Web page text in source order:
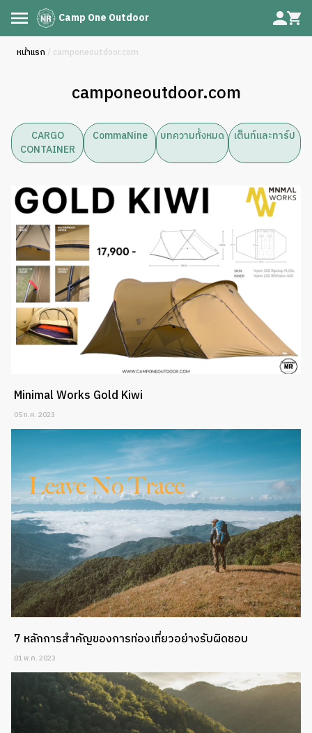
Camp One Outdoor
หน้าแรก / camponeoutdoor.com
camponeoutdoor.com
CARGO
CONTAINER
CommaNine บทความทั้งหมด เต็นท์และทาร์ป
Minimal Works Gold Kiwi
05 ก.ค. 2023
7 หลักการสำคัญของการท่องเที่ยวอย่างรับผิดชอบ
01 พ.ค. 2023